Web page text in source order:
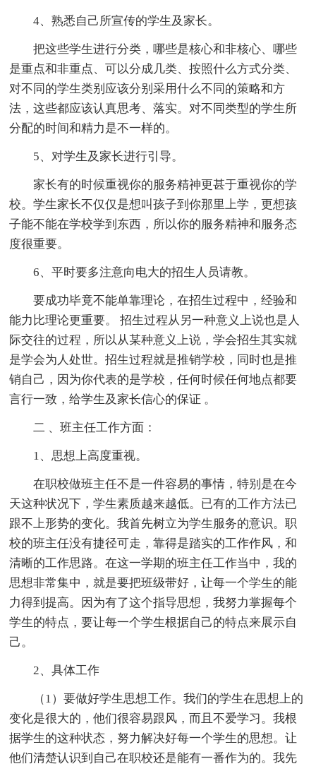
4、熟悉自己所宣传的学生及家长。
把这些学生进行分类，哪些是核心和非核心、哪些
是重点和非重点、可以分成几类、按照什么方式分类、
对不同的学生类别应该分别采用什么不同的策略和方
法，这些都应该认真思考、落实。对不同类型的学生所
分配的时间和精力是不一样的。
5、对学生及家长进行引导。
家长有的时候重视你的服务精神更甚于重视你的学
校。学生家长不仅仅是想叫孩子到你那里上学，更想孩
子能不能在学校学到东西，所以你的服务精神和服务态
度很重要。
6、平时要多注意向电大的招生人员请教。
要成功毕竟不能单靠理论，在招生过程中，经验和
能力比理论更重要。 招生过程从另一种意义上说也是人
际交往的过程，所以从某种意义上说，学会招生其实就
是学会为人处世。招生过程就是推销学校，同时也是推
销自己，因为你代表的是学校，任何时候任何地点都要
言行一致，给学生及家长信心的保证 。
二 、班主任工作方面：
1、思想上高度重视。
在职校做班主任不是一件容易的事情，特别是在今
天这种状况下，学生素质越来越低。已有的工作方法已
跟不上形势的变化。我首先树立为学生服务的意识。职
校的班主任没有捷径可走，靠得是踏实的工作作风，和
清晰的工作思路。在这一学期的班主任工作当中，我的
思想非常集中，就是要把班级带好，让每一个学生的能
力得到提高。因为有了这个指导思想，我努力掌握每个
学生的特点，要让每一个学生根据自己的特点来展示自
己。
2、具体工作
（1）要做好学生思想工作。我们的学生在思想上的
变化是很大的，他们很容易跟风，而且不爱学习。我根
据学生的这种状态，努力解决好每一个学生的思想。让
他们清楚认识到自己在职校还是能有一番作为的。我先